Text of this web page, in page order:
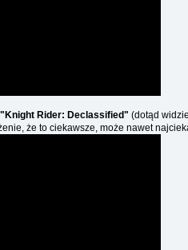
"Knight Rider: Declassified" (dotąd
że to ciekawsze, może nawet